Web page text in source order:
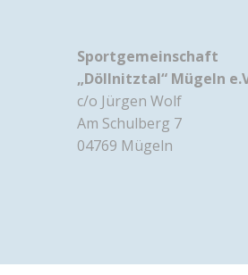
Sportgemeinschaft
„Döllnitztal“ Mügeln
c/o Jürgen Wolf
Am Schulberg 7
04769 Mügeln